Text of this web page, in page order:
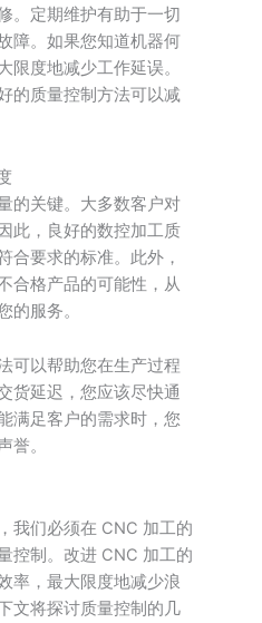
。定期维护有助于一切
障。如果您知道机器何
限度地减少工作延误。
的质量控制方法可以减
的关键。大多数客户对
此，良好的数控加工质
合要求的标准。此外，
合格产品的可能性，从
的服务。
可以帮助您在生产过程
货延迟，您应该尽快通
满足客户的需求时，您
誉。
我们必须在 CNC 加工的
控制。改进 CNC 加工的
率，最大限度地减少浪
文将探讨质量控制的几